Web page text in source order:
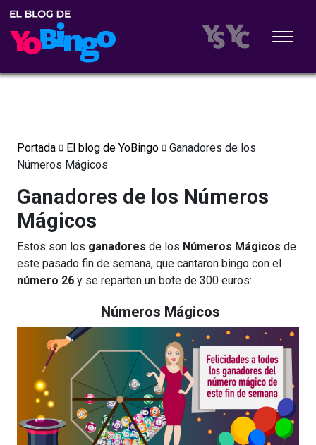
Portada El blog de YoBingo
Ganadores de los
Números Mágicos
Ganadores de los Números
Mágicos
Estos son los ganadores de los Números Mágicos de
este pasado fin de semana, que cantaron bingo con el
número 26 y se reparten un bote de 300 euros:
Números Mágicos